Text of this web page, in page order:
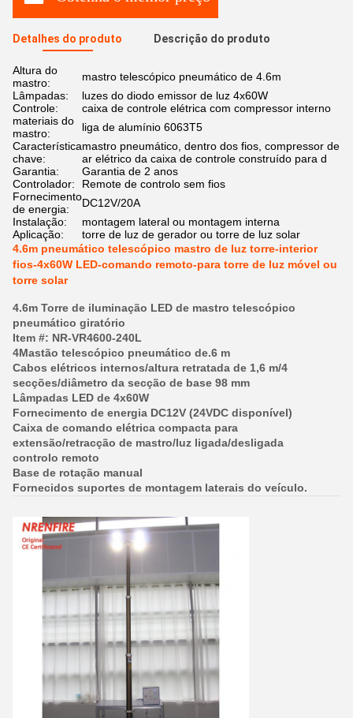
Detalhes do produto Descrição do produto
Altura do
mastro:
mastro telescópico pneumático de 4.6m
Lâmpadas:
luzes do diodo emissor de luz 4x60W
Controle:
caixa de controle elétrica com compressor interno
materiais do
mastro:
liga de alumínio 6063T5
Característica
chave:
mastro pneumático, dentro dos fios, compressor de
ar elétrico da caixa de controle construído para d
Garantia:
Garantia de 2 anos
Controlador:
Remote de controlo sem fios
Fornecimento
de energia:
DC12V/20A
Instalação:
montagem lateral ou montagem interna
Aplicação:
torre de luz de gerador ou torre de luz solar
4.6m pneumático telescópico mastro de luz torre-interior
fios-4x60W LED-comando remoto-para torre de luz móvel ou
torre solar
4.6m Torre de iluminação LED de mastro telescópico
pneumático giratório
Item #: NR-VR4600-240L
4Mastão telescópico pneumático de.6 m
Cabos elétricos internos/altura retratada de 1,6 m/4
secções/diâmetro da secção de base 98 mm
Lâmpadas LED de 4x60W
Fornecimento de energia DC12V (24VDC disponível)
Caixa de comando elétrica compacta para
extensão/retracção de mastro/luz ligada/desligada
controlo remoto
Base de rotação manual
Fornecidos suportes de montagem laterais do veículo.